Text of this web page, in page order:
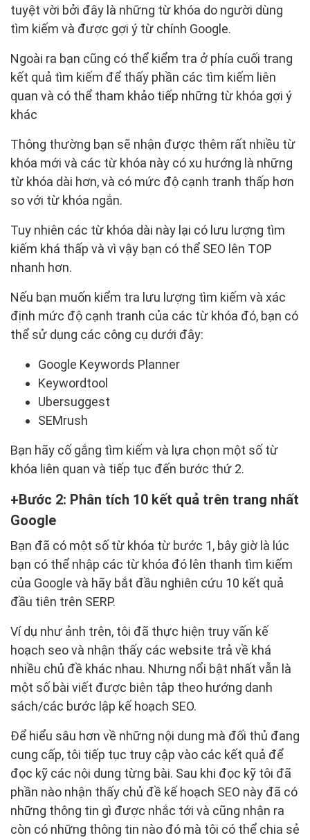
tuyệt vời bởi đây là những từ khóa do người dùng
tìm kiếm và được gợi ý từ chính Google.
Ngoài ra bạn cũng có thể kiểm tra ở phía cuối trang
kết quả tìm kiếm để thấy phần các tìm kiếm liên
quan và có thể tham khảo tiếp những từ khóa gợi ý
khác
Thông thường bạn sẽ nhận được thêm rất nhiều từ
khóa mới và các từ khóa này có xu hướng là những
từ khóa dài hơn, và có mức độ cạnh tranh thấp hơn
so với từ khóa ngắn.
Tuy nhiên các từ khóa dài này lại có lưu lượng tìm
kiếm khá thấp và vì vậy bạn có thể SEO lên TOP
nhanh hơn.
Nếu bạn muốn kiểm tra lưu lượng tìm kiếm và xác
định mức độ cạnh tranh của các từ khóa đó, bạn có
thể sử dụng các công cụ dưới đây:
Google Keywords Planner
Keywordtool
Ubersuggest
SEMrush
Bạn hãy cố gắng tìm kiếm và lựa chọn một số từ
khóa liên quan và tiếp tục đến bước thứ 2.
Bước 2: Phân tích 10 kết quả trên trang nhất
Google
Bạn đã có một số từ khóa từ bước 1, bây giờ là lúc
bạn có thể nhập các từ khóa đó lên thanh tìm kiếm
của Google và hãy bắt đầu nghiên cứu 10 kết quả
đầu tiên trên SERP.
Ví dụ như ảnh trên, tôi đã thực hiện truy vấn kế
hoạch seo và nhận thấy các website trả về khá
nhiều chủ đề khác nhau. Nhưng nổi bật nhất vẫn là
một số bài viết được biên tập theo hướng danh
sách/các bước lập kế hoạch SEO.
Để hiểu sâu hơn về những nội dung mà đối thủ đang
cung cấp, tôi tiếp tục truy cập vào các kết quả để
đọc kỹ các nội dung từng bài. Sau khi đọc kỹ tôi đã
phần nào nhận thấy chủ đề kế hoạch SEO này đã có
những thông tin gì được nhắc tới và cũng nhận ra
còn có những thông tin nào đó mà tôi có thể chia sẻ